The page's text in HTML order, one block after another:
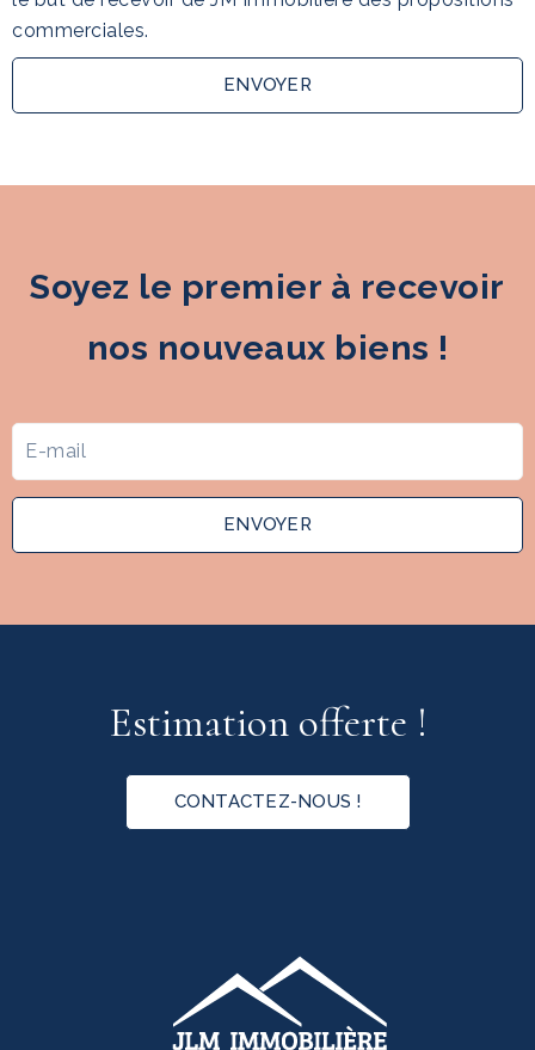
commerciales.
ENVOYER
Soyez le premier à recevoir
nos nouveaux biens !
ENVOYER
Estimation offerte !
CONTACTEZ-NOUS !